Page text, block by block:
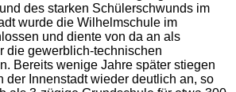
des starken Schülerschwunds im
wurde die Wilhelmschule im
und diente von da an als
die gewerblich-technischen
Bereits wenige Jahre später stiegen
der Innenstadt wieder deutlich an, so